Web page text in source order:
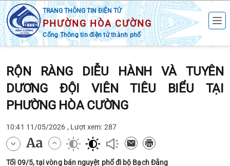
TRANG THÔNG TIN ĐIỆN TỬ
PHƯỜNG HÒA CƯỜNG
Cổng Thông tin điện tử thành phố
RỘN RÀNG DIỄU HÀNH VÀ TUYÊN
DƯƠNG ĐỘI VIÊN TIÊU BIỂU TẠI
PHƯỜNG HÒA CƯỜNG
10:41 11/05/2026 , Lượt xem: 287
Tối 09/5, tại vòng bán nguyệt phố đi bộ Bạch Đằng